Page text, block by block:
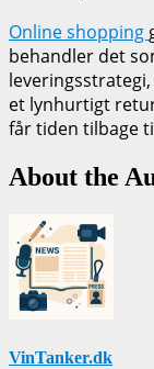
Online shopping
behandler det
et lynhurtigt
får tiden tilbage
About the
VinTanker.dk